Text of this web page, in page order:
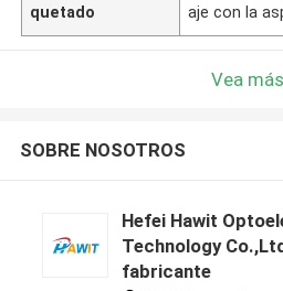
quetado
aje con la
Vea más
SOBRE NOSOTROS
Hefei Hawit
Technology
fabricante